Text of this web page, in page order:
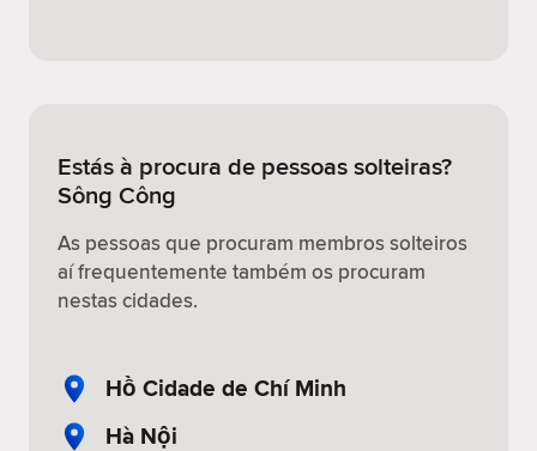
Estás à procura de pessoas solteiras?
Sông Công
As pessoas que procuram membros solteiros
aí frequentemente também os procuram
nestas cidades.
Hồ Cidade de Chí Minh
Hà Nội